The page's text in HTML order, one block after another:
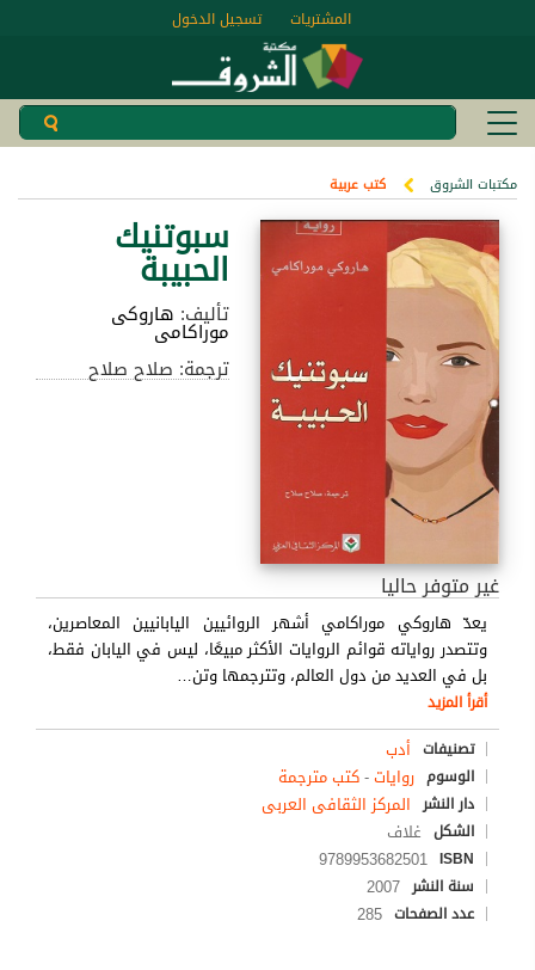
تسجيل الدخول المشتريات
مكتبات الشروق كتب عربية
سبوتنيك
الحبيبة
تأليف: هاروكى
موراكامى
ترجمة: صلاح صلاح
غير متوفر حاليا
يعدّ هاروكي موراكامي أشهر الروائيين اليابانيين المعاصرين،
وتتصدر رواياته قوائم الروايات الأكثر مبيعًا، ليس في اليابان فقط،
بل في العديد من دول العالم، وتترجمها وتن…
أقرأ المزيد
تصنيفات أدب
الوسوم روايات-كتب مترجمة
دار النشر المركز الثقافى العربى
الشكل غلاف
ISBN
9789953682501
سنة النشر 2007
عدد الصفحات 285